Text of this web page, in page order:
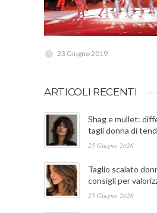
23 Giugno 2019
ARTICOLI RECENTI
Shag e mullet:
tagli donna di
25 Giugno 2026
Taglio scalato
consigli per
25 Giugno 2026